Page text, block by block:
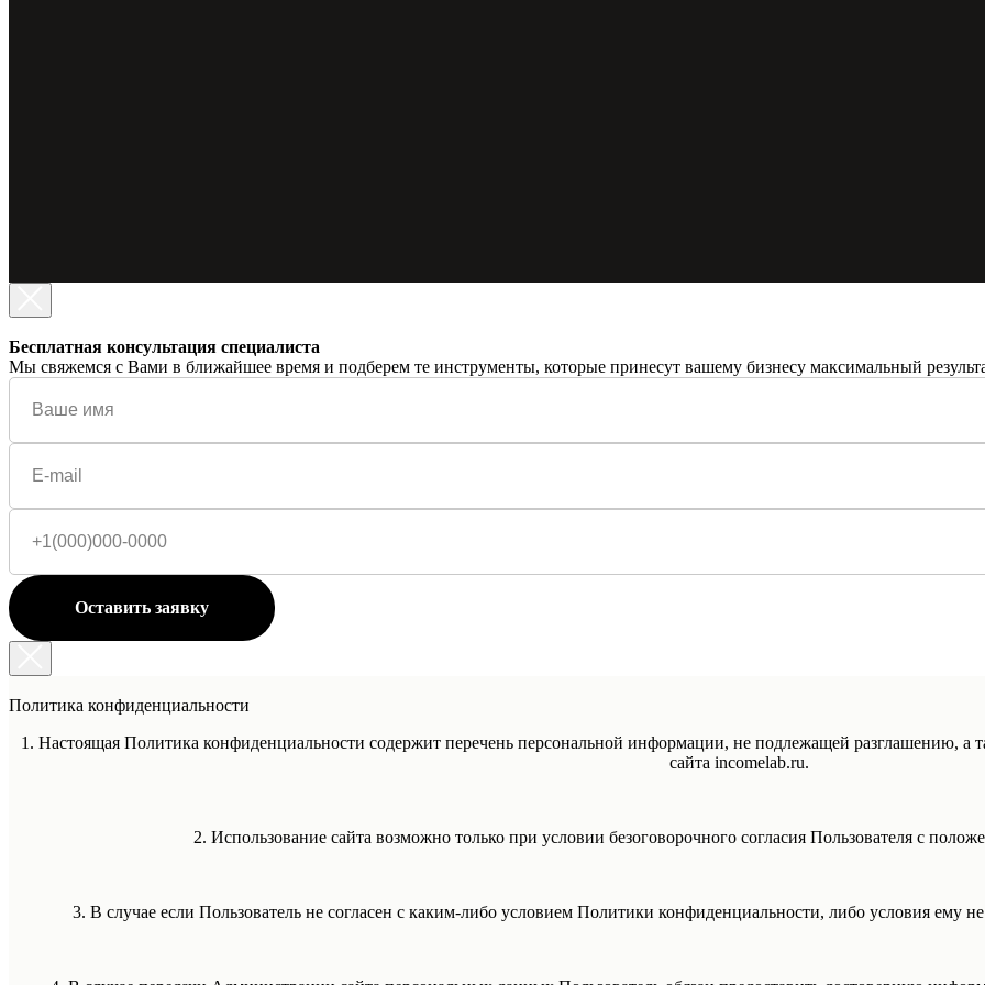
Бесплатная консультация специалиста
Мы свяжемся с Вами в ближайшее время и подберем те инструменты, которые принесут вашему бизнесу максимальный
Оставить заявку
Политика конфиденциальности
1. Настоящая Политика конфиденциальности содержит перечень персональной информации, не подлежащей разглашению, а
сайта incomelab.ru.
2. Использование сайта возможно только при условии безоговорочного согласия Пользователя с
3. В случае если Пользователь не согласен с каким-либо условием Политики конфиденциальности, либо условия ему